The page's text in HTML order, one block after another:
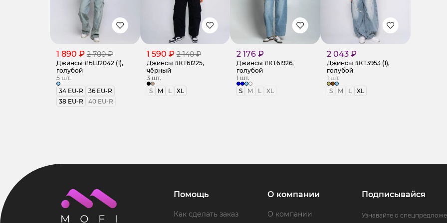
1 890 ₽ 2 700 ₽
Джинсы #БШ2042 (1),
голубой
5 шт.
34 EU-R
36 EU-R
38 EU-R
40 EU-R
1 590 ₽ 2 140 ₽
Джинсы #КТ61225,
чёрный
3 шт.
S
M L XL
2 176 ₽
Джинсы #КТ61926,
голубой
1 шт.
S
M L XL
2 043 ₽
Джинсы #КТ3953 (1),
голубой
1 шт.
S
M L XL
Помощь
Как сделать заказ
О компании
О компании
Подписывайся
Узнавайте о